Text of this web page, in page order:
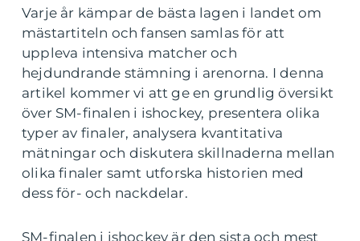
Varje år kämpar de bästa lagen i landet om
mästartiteln och fansen samlas för att
uppleva intensiva matcher och
hejdundrande stämning i arenorna. I denna
artikel kommer vi att ge en grundlig översikt
över SM-finalen i ishockey, presentera olika
typer av finaler, analysera kvantitativa
mätningar och diskutera skillnaderna mellan
olika finaler samt utforska historien med
dess för- och nackdelar.
SM-finalen i ishockey är den sista och mest